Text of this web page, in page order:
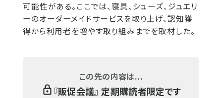
可能性がある。ここでは、寝具、シューズ、ジュエリ
ーのオーダーメイドサービスを取り上げ、認知獲
得から利用者を増やす取り組みまでを取材した。
この先の内容は...
『販促会議』 定期購読者限定です